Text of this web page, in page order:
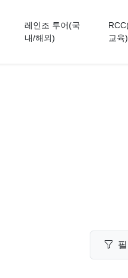
레인조 투어(국
내/해외)
교육)